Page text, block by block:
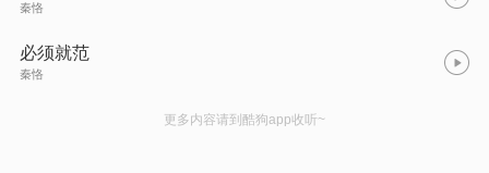
秦恪
必须就范
秦恪
更多内容请到酷狗app收听~